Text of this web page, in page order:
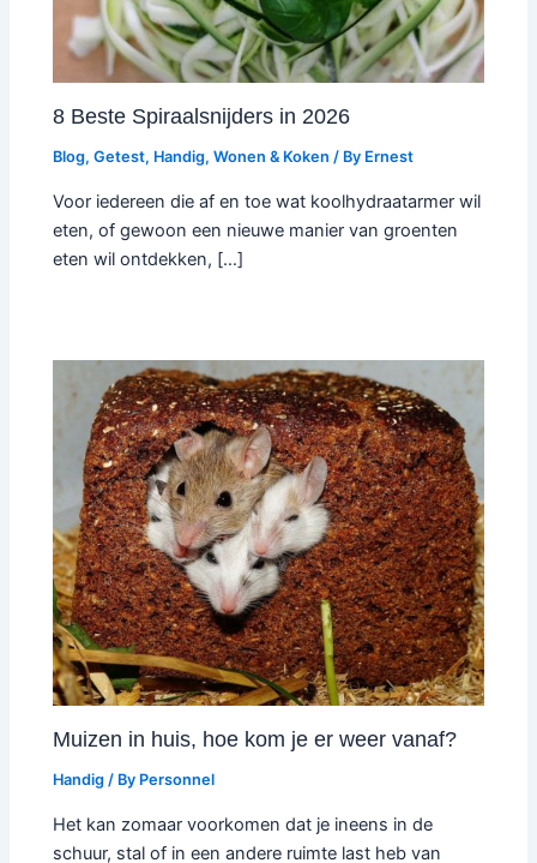
8 Beste Spiraalsnijders in 2026
Blog,Getest, Handig,Wonen & Koken / By Ernest
Voor iedereen die af en toe wat koolhydraatarmer wil
eten, of gewoon een nieuwe manier van groenten
eten wil ontdekken, […]
Muizen in huis, hoe kom je er weer vanaf?
Handig / By Personnel
Het kan zomaar voorkomen dat je ineens in de
schuur, stal of in een andere ruimte last heb van